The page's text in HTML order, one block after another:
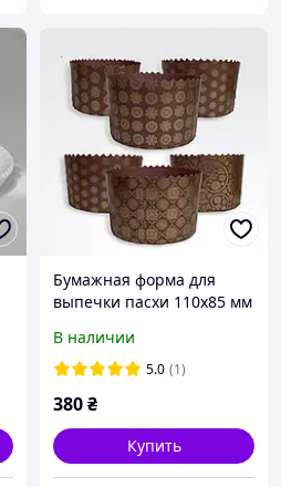
Бумажная форма для
выпечки пасхи 110х85 мм
набор 50 шт.
(84632118944)
В наличии
5.0 (1)
380₴
Купить